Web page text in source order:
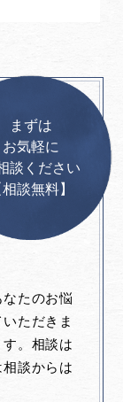
たのお悩
ただきま
。相談は
談からは
まずは
お気軽に
談ください
相談無料】